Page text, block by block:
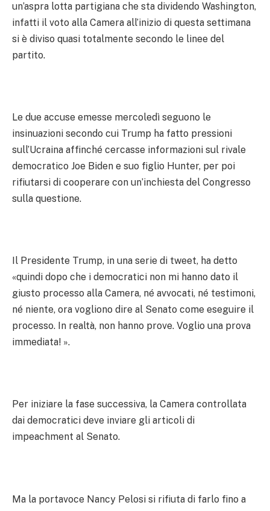
un’aspra lotta partigiana che sta dividendo Washington,
infatti il voto alla Camera all’inizio di questa settimana
si è diviso quasi totalmente secondo le linee del
partito.
Le due accuse emesse mercoledì seguono le
insinuazioni secondo cui Trump ha fatto pressioni
sull’Ucraina affinché cercasse informazioni sul rivale
democratico Joe Biden e suo figlio Hunter, per poi
rifiutarsi di cooperare con un’inchiesta del Congresso
sulla questione.
Il Presidente Trump, in una serie di tweet, ha detto
«quindi dopo che i democratici non mi hanno dato il
giusto processo alla Camera, né avvocati, né testimoni,
né niente, ora vogliono dire al Senato come eseguire il
processo. In realtà, non hanno prove. Voglio una prova
immediata! ».
Per iniziare la fase successiva, la Camera controllata
dai democratici deve inviare gli articoli di
impeachment al Senato.
Ma la portavoce Nancy Pelosi si rifiuta di farlo fino a